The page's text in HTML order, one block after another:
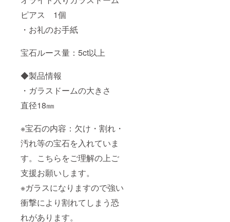
ピアス 1個
・お礼のお手紙
宝石ルース量：5ct以上
◆製品情報
・ガラスドームの大きさ
直径18㎜
※宝石の内容：欠け・割れ・
汚れ等の宝石を入れていま
す。こちらをご理解の上ご
支援お願いします。
※ガラスになりますので強い
衝撃により割れてしまう恐
れがあります。